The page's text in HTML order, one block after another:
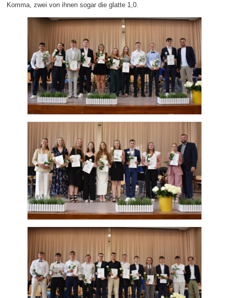
Komma, zwei von ihnen sogar die glatte 1,0.